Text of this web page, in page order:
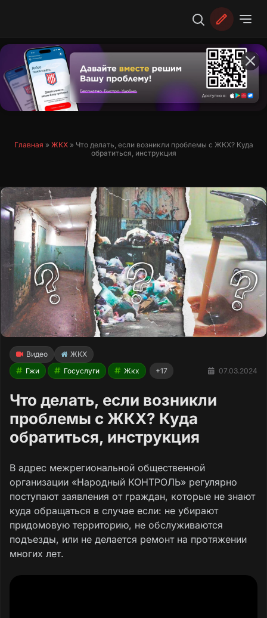
Главная » ЖКХ» Что делать, если возникли проблемы с ЖКХ? Куда
обратиться, инструкция
Видео
ЖКХ
Гжи
Госуслуги Жкх +17 07.03.2024
Что делать, если возникли
проблемы с ЖКХ? Куда
обратиться, инструкция
В адрес межрегиональной общественной
организации «Народный КОНТРОЛЬ» регулярно
поступают заявления от граждан, которые не знают
куда обращаться в случае если: не убирают
придомовую территорию, не обслуживаются
подъезды, или не делается ремонт на протяжении
многих лет.